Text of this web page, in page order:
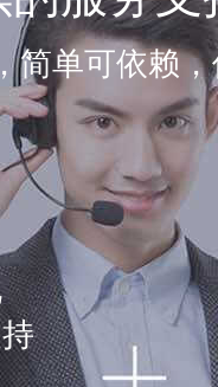
的服务支
简单可依赖